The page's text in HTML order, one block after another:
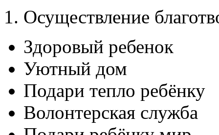
1. Осуществление
Здоровый ребенок
Уютный дом
Подари тепло ребёнку
Волонтерская служба